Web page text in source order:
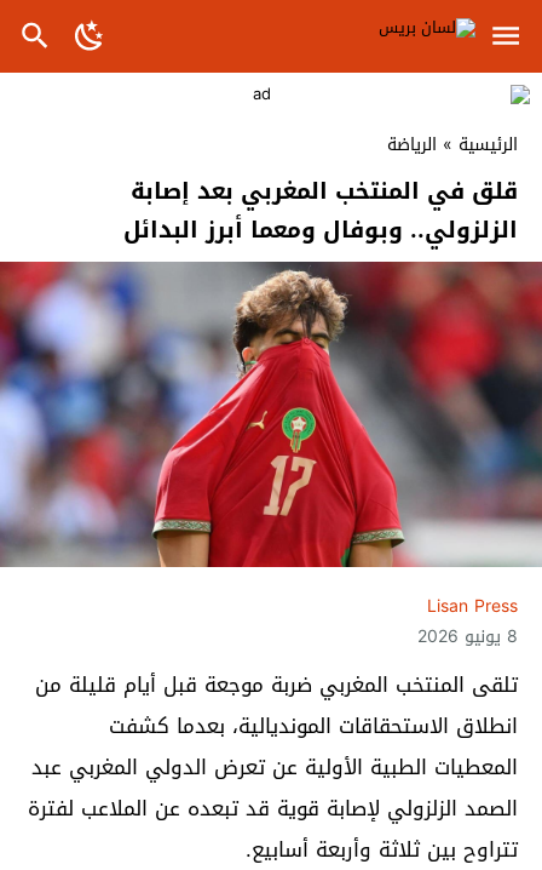
الرئيسية » الرياضة
قلق في المنتخب المغربي بعد إصابة
الزلزولي.. وبوفال ومعما أبرز البدائل
Lisan Press
8 يونيو 2026
تلقى المنتخب المغربي ضربة موجعة قبل أيام قليلة من
انطلاق الاستحقاقات المونديالية، بعدما كشفت
المعطيات الطبية الأولية عن تعرض الدولي المغربي عبد
الصمد الزلزولي لإصابة قوية قد تبعده عن الملاعب لفترة
تتراوح بين ثلاثة وأربعة أسابيع.